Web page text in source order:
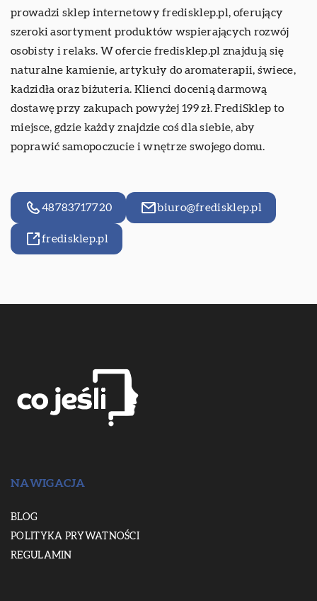
prowadzi sklep internetowyfredisklep.pl , oferujący
szeroki asortyment produktów wspierających rozwój
osobisty i relaks. W ofercie fredisklep.pl znajdują się
naturalne kamienie, artykuły do aromaterapii, świece,
kadzidła oraz biżuteria. Klienci docenią darmową
dostawę przy zakupach powyżej 199 zł. FrediSklep to
miejsce, gdzie każdy znajdzie coś dla siebie, aby
poprawić samopoczucie i wnętrze swojego domu.
48783717720 biuro@fredisklep.pl
fredisklep.pl
NAWIGACJA
BLOG
POLITYKA PRYWATNOŚCI
REGULAMIN